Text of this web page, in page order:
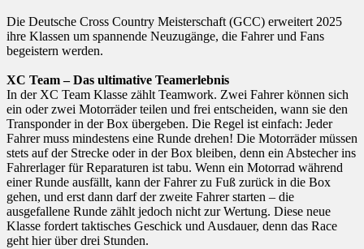
Die Deutsche Cross Country Meisterschaft (GCC) erweitert 2025
ihre Klassen um spannende Neuzugänge, die Fahrer und Fans
begeistern werden.
XC Team – Das ultimative Teamerlebnis
In der XC Team Klasse zählt Teamwork. Zwei Fahrer können sich
ein oder zwei Motorräder teilen und frei entscheiden, wann sie den
Transponder in der Box übergeben. Die Regel ist einfach: Jeder
Fahrer muss mindestens eine Runde drehen! Die Motorräder müssen
stets auf der Strecke oder in der Box bleiben, denn ein Abstecher ins
Fahrerlager für Reparaturen ist tabu. Wenn ein Motorrad während
einer Runde ausfällt, kann der Fahrer zu Fuß zurück in die Box
gehen, und erst dann darf der zweite Fahrer starten – die
ausgefallene Runde zählt jedoch nicht zur Wertung. Diese neue
Klasse fordert taktisches Geschick und Ausdauer, denn das Race
geht hier über drei Stunden.